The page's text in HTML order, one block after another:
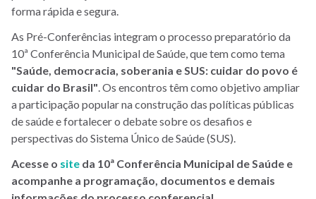
forma rápida e segura.
As Pré-Conferências integram o processo preparatório da
10ª Conferência Municipal de Saúde, que tem como tema
"Saúde, democracia, soberania e SUS: cuidar do povo é
cuidar do Brasil" . Os encontros têm como objetivo ampliar
a participação popular na construção das políticas públicas
de saúde e fortalecer o debate sobre os desafios e
perspectivas do Sistema Único de Saúde (SUS).
Acesse o site da 10ª Conferência Municipal de Saúde e
acompanhe a programação, documentos e demais